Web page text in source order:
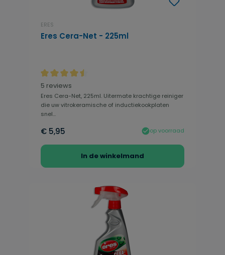
ERES
Eres Cera-Net - 225ml
Gemiddelde waardering van 4.5 van 5 sterren
5 reviews
Eres Cera-Net, 225ml. Uitermate krachtige reiniger
die uw vitrokeramische of inductiekookplaten
snel...
€ 5,95 op voorraad
In de winkelmand